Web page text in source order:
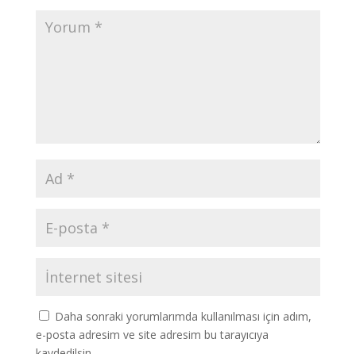
Daha sonraki yorumlarımda kullanılması için adım,
e-posta adresim ve site adresim bu tarayıcıya